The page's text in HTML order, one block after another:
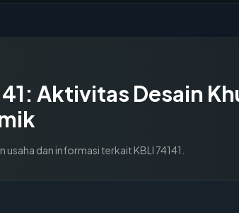
: Aktivitas Desain
usaha dan informasi terkait KBLI 74141